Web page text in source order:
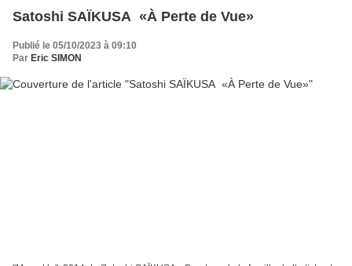
Satoshi SAÏKUSA «À Perte de Vue»
Publié le 05/10/2023 à 09:10
Par Eric SIMON